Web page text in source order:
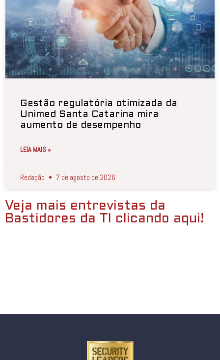
Gestão regulatória otimizada da
Unimed Santa Catarina mira
aumento de desempenho
LEIA MAIS »
Redação 7 de agosto de 2026
Veja mais entrevistas da
Bastidores da TI clicando aqui!